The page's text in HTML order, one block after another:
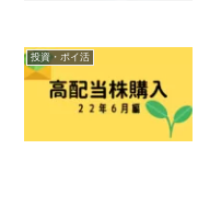
投資・ポイ活